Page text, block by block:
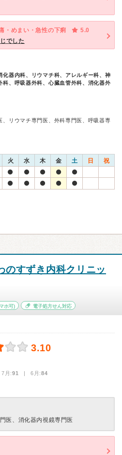
・めまい・急性の下痢
5.0
でした
化器内科、リウマチ科、アレルギー科、神
科、呼吸器外科、心臓血管外科、消化器外
リウマチ専門医、外科専門医、呼吸器専
火 水 木 金 土 日 祝
のすずき内科クリニッ
ホ可) 電子処方せん対応
3.10
月:91 | 6月:84
医、消化器内視鏡専門医